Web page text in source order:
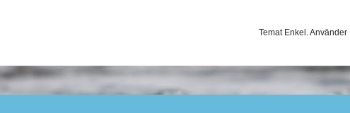
Temat Enkel. Använder